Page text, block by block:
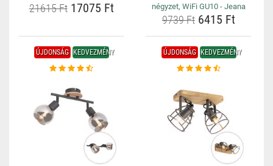
21615 Ft17075 Ft
négyzet, WiFi GU10 - Jeana
9739 Ft 6415 Ft
ÚJDONSÁG KEDVEZMÉNY ÚJDONSÁG KEDVEZMÉNY